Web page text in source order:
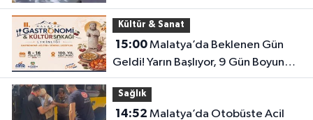
Saldırı Girişimi Kamerada
Kültür & Sanat
15:00Malatya’da Beklenen Gün
Geldi! Yarın Başlıyor, 9 Gün Boyunca
Sürecek
Sağlık
14:52